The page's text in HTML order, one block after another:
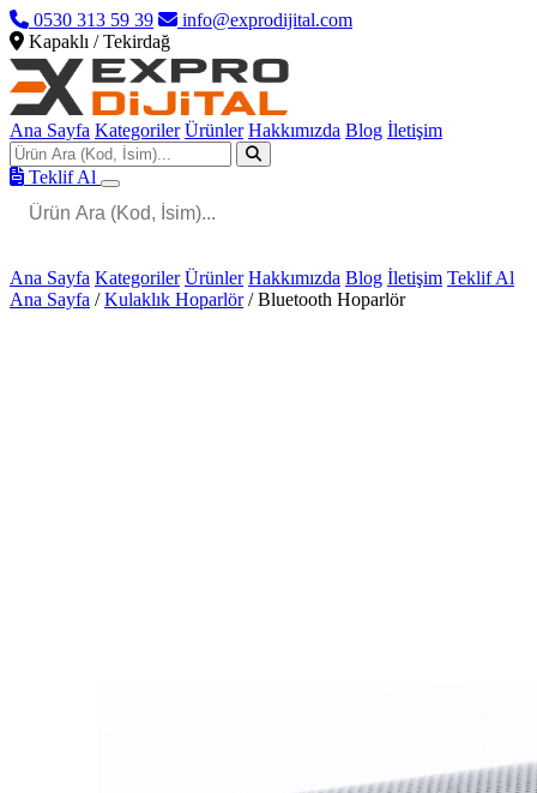
0530 313 59 39
info@exprodijital.com
Kapaklı / Tekirdağ
Ana Sayfa Kategoriler Ürünler Hakkımızda Blog İletişim
Teklif Al
Ana Sayfa Kategoriler Ürünler Hakkımızda Blog İletişim Teklif Al
Ana Sayfa / Kulaklık Hoparlör / Bluetooth Hoparlör